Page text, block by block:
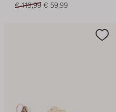
€ 119,99 € 59,99